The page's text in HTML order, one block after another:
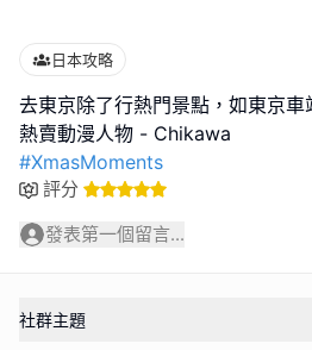
日本攻略
去東京除了行熱門景點，如東京車
#XmasMoments
評分
發表第一個留言...
社群主題